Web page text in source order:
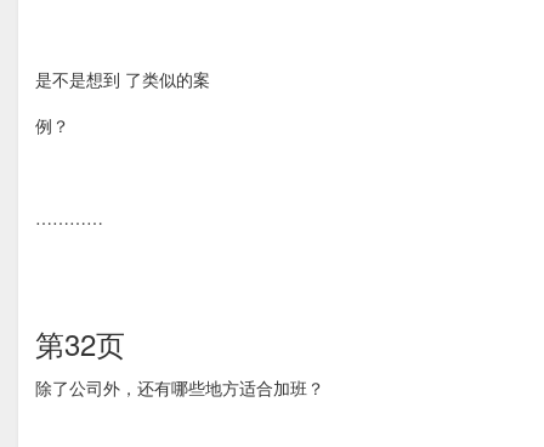
是不是想到 了类似的案
例？
…………
第32页
除了公司外，还有哪些地方适合加班？